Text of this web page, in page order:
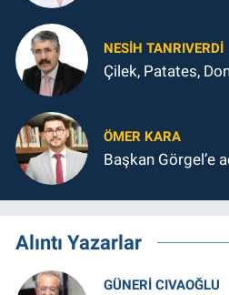
NESIH TANRIVERDI
Çilek, Patates,
ÖMER KARA
Başkan Görgel’e
Alıntı Yazarlar
GÜNERI CIVAOĞLU